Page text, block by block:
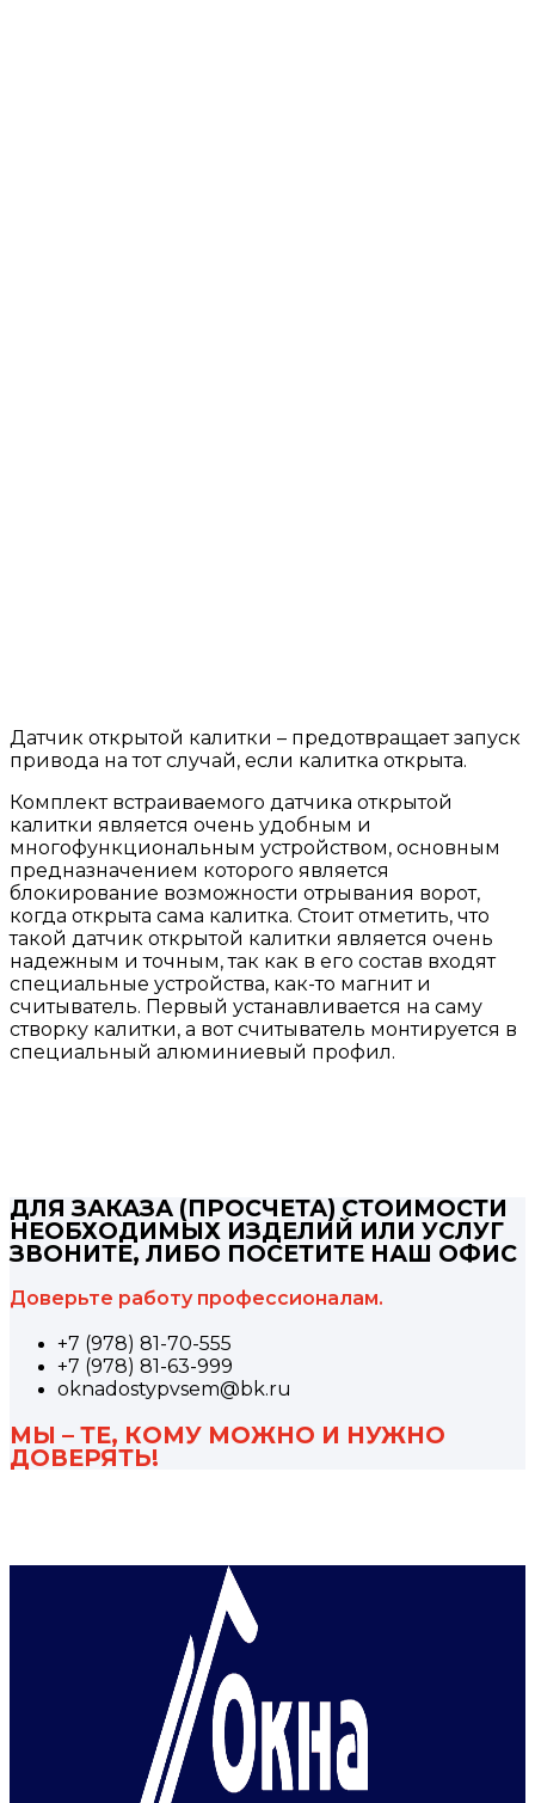
Датчик открытой калитки – предотвращает запуск
привода на тот случай, если калитка открыта.
Комплект встраиваемого датчика открытой
калитки является очень удобным и
многофункциональным устройством, основным
предназначением которого является
блокирование возможности отрывания ворот,
когда открыта сама калитка. Стоит отметить, что
такой датчик открытой калитки является очень
надежным и точным, так как в его состав входят
специальные устройства, как-то магнит и
считыватель. Первый устанавливается на саму
створку калитки, а вот считыватель монтируется в
специальный алюминиевый профил.
ДЛЯ ЗАКАЗА (ПРОСЧЕТА) СТОИМОСТИ
НЕОБХОДИМЫХ ИЗДЕЛИЙ ИЛИ УСЛУГ
ЗВОНИТЕ, ЛИБО ПОСЕТИТЕ НАШ ОФИС
Доверьте работу профессионалам.
+7 (978) 81-70-555
+7 (978) 81-63-999
oknadostypvsem@bk.ru
МЫ – ТЕ, КОМУ МОЖНО И НУЖНО
ДОВЕРЯТЬ!